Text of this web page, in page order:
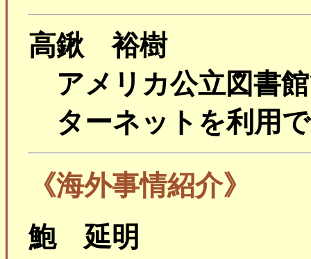
高鍬 裕樹
アメリカ公立図書
ターネットを利用
《海外事情紹介》
鮑 延明